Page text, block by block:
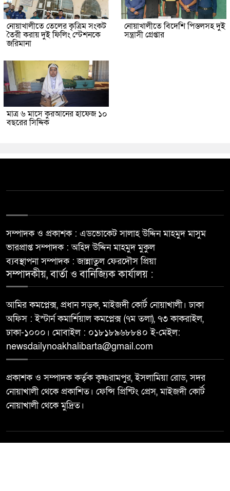
নোয়াখালীতে তেলের কৃত্রিম সংকট
তৈরী করায় দুই ফিলিং স্টেশনকে
জরিমানা
নোয়াখালীতে বিদেশি পিস্তলসহ দুই
সন্ত্রাসী গ্রেপ্তার
মাত্র ৬ মাসে কুরআনের হাফেজ ১০
বছরের সিদ্দিক
সম্পাদক ও প্রকাশক : এডভোকেট সালাহ উদ্দিন মাহমুদ মাসুম
ভারপ্রাপ্ত সম্পাদক : অহিদ উদ্দিন মাহমুদ মুকুল
ব্যবস্থাপনা সম্পাদক : জান্নাতুল ফেরদৌস প্রিয়া
সম্পাদকীয়, বার্তা ও বানিজ্যিক কার্যালয় :
আমির কমপ্লেক্স, প্রধান সড়ক, মাইজদী কোর্ট নোয়াখালী। ঢাকা
অফিস : ইস্টার্ন কমার্শিয়াল কমপ্লেক্স (৭ম তলা), ৭৩ কাকরাইল,
ঢাকা-১০০০। মোবাইল : ০১৮১৮৯৬৮৮৪০ ই-মেইল:
newsdailynoakhalibarta@gmail.com
প্রকাশক ও সম্পাদক কর্তৃক কৃষ্ণরামপুর, ইসলামিয়া রোড, সদর
নোয়াখালী থেকে প্রকাশিত। ফেন্সি প্রিন্টিং প্রেস, মাইজদী কোর্ট
নোয়াখালী থেকে মুদ্রিত।